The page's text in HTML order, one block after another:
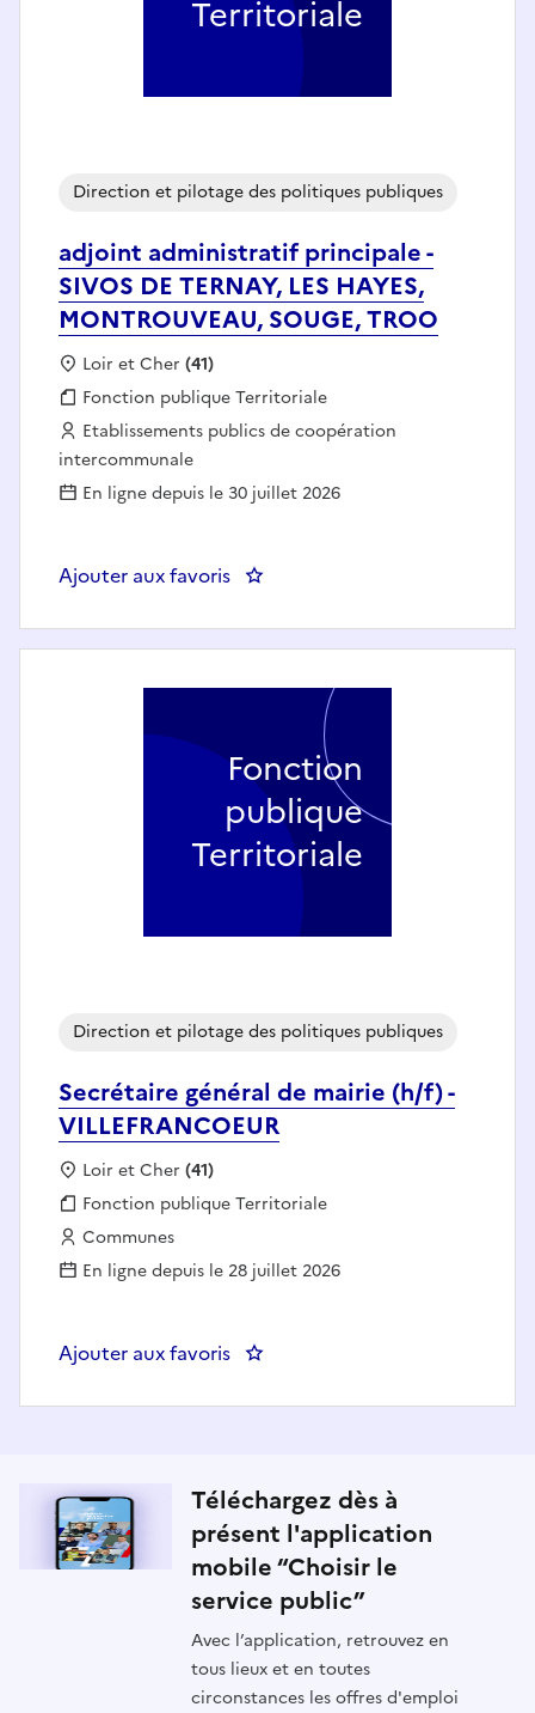
adjoint administratif principale -
SIVOS DE TERNAY, LES HAYES,
MONTROUVEAU, SOUGE, TROO
Direction et pilotage des politiques publiques
Localisation :
Loir et Cher (41)
Fonction publique :
Fonction publique Territoriale
Employeur :
Etablissements publics de coopération
intercommunale
En ligne depuis le 30 juillet 2026
Ajouter aux favoris : adjoint administratif principale -
Territoriale
Secrétaire général de mairie (h/f) -
VILLEFRANCOEUR
Direction et pilotage des politiques publiques
Localisation :
Loir et Cher (41)
Fonction publique :
Fonction publique Territoriale
Employeur :
Communes
En ligne depuis le 28 juillet 2026
Ajouter aux favoris : Secrétaire général de mairie (h/
Fonction
publique
Territoriale
Téléchargez dès à
présent l'application
mobile “Choisir le
service public”
Avec l’application, retrouvez en
tous lieux et en toutes
circonstances les offres d'emploi